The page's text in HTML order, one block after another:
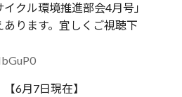
クル環境推進部会4月号」
ります。宜しくご視聴下
6月7日現在】